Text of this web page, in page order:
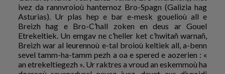
ivez da rannvroioù hanternoz Bro-Spagn (Galizia hag
Asturias). Ur plas hep e bar e-mesk gouelioù all e
Breizh hag e Bro-C’hall zoken en deus ar Gouel
Etrekeltiek. Un emgav ne c’heller ket c’hwitañ warnañ,
Breizh war al leurennoù e-tal broioù keltiek all, a-benn
sevel tamm-ha-tamm pezh a oa e spered e aozerien : «
an etrekeltiegezh ». Ur raktres a vroud an eskemmoù ha